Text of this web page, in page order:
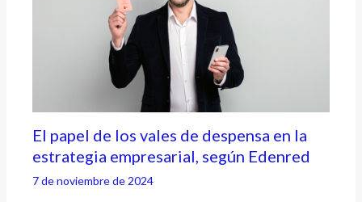
El papel de los vales de despensa en la
estrategia empresarial, según Edenred
7 de noviembre de 2024